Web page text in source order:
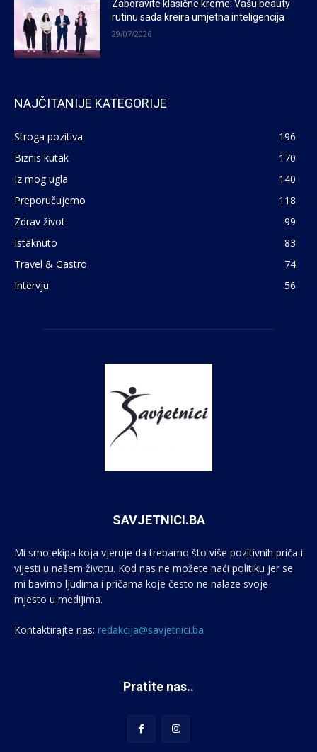
Zaboravite klasične kreme: Vašu beauty
rutinu sada kreira umjetna inteligencija
29/07/2026
NAJČITANIJE KATEGORIJE
Stroga pozitiva
196
Biznis kutak
170
Iz mog ugla
140
Preporučujemo
118
Zdrav život
99
Istaknuto
83
Travel & Gastro
74
Intervju
56
SAVJETNICI.BA
Mi smo ekipa koja vjeruje da trebamo što više pozitivnih priča i
vijesti u našem životu. Kod nas ne možete naći politiku jer se
mi bavimo ljudima i pričama koje često ne nalaze svoje
mjesto u medijima.
Kontaktirajte nas: redakcija@savjetnici.ba
Pratite nas..